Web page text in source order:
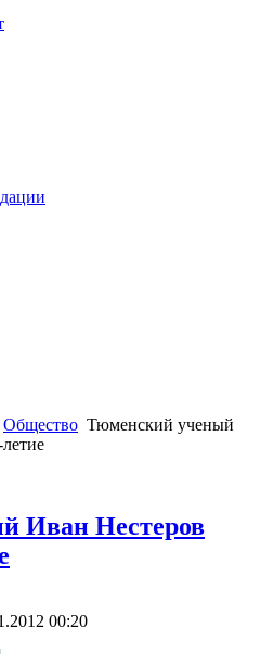
Общество Тюменский ученый
Иван Нестеров
00:20